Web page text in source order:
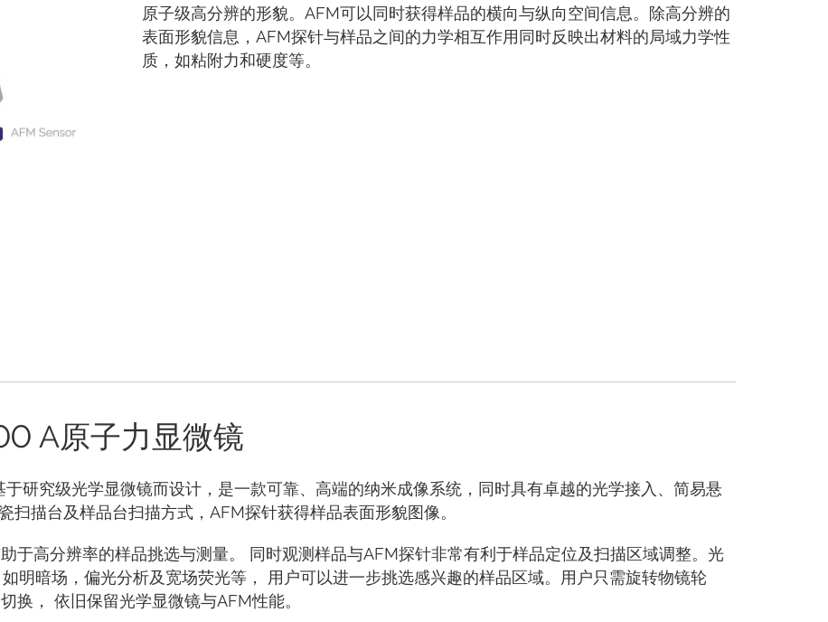
原子级高分辨的形貌。AFM可以同时获得样品的横向与纵向空间信息。除高分辨的
表面形貌信息，AFM探针与样品之间的力学相互作用同时反映出材料的局域力学性
质，如粘附力和硬度等。
A原子力显微镜
研究级光学显微镜而设计，是一款可靠、高端的纳米成像系统，同时具有卓越的光学接入、简易悬
扫描台及样品台扫描方式，AFM探针获得样品表面形貌图像。
于高分辨率的样品挑选与测量。 同时观测样品与AFM探针非常有利于样品定位及扫描区域调整。光
明暗场，偏光分析及宽场荧光等， 用户可以进一步挑选感兴趣的样品区域。用户只需旋转物镜轮
换， 依旧保留光学显微镜与AFM性能。